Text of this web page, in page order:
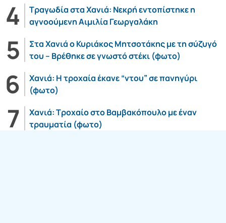
Τραγωδία στα Χανιά: Νεκρή εντοπίστηκε η
αγνοούμενη Αιμιλία Γεωργαλάκη
Στα Χανιά ο Κυριάκος Μητσοτάκης με τη σύζυγό
του – Βρέθηκε σε γνωστό στέκι (φωτο)
Χανιά: Η τροχαία έκανε “ντου” σε πανηγύρι
(φωτο)
Χανιά: Τροχαίο στο Βαμβακόπουλο με έναν
τραυματία (φωτο)